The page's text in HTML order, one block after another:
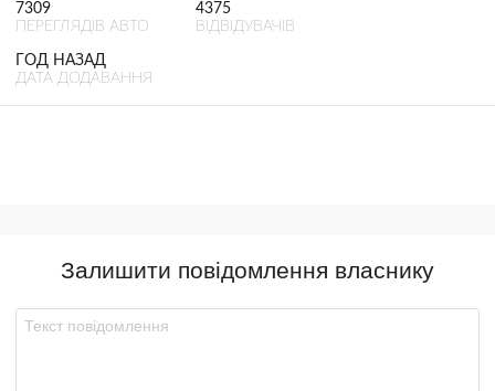
7309
ПЕРЕГЛЯДІВ АВТО
4375
ВІДВІДУВАЧІВ
ГОД НАЗАД
ДАТА ДОДАВАННЯ
Залишити повідомлення власнику